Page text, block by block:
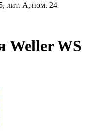
лит. А, пом. 24
Weller WS